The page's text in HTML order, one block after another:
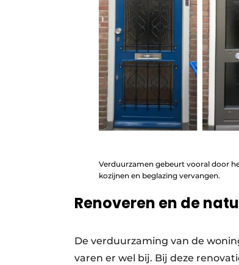
Verduurzamen gebeurt vooral door
kozijnen en beglazing vervangen.
Renoveren en de
De verduurzaming van de
varen er wel bij. Bij deze